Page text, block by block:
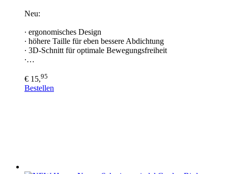
Neu:
∙ ergonomisches Design
∙ höhere Taille für eben bessere Abdichtung
∙ 3D-Schnitt für optimale Bewegungsfreiheit
∙…
€ 15,95
Bestellen